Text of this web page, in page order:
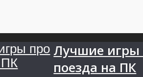
Лучшие игры
поезда на ПК